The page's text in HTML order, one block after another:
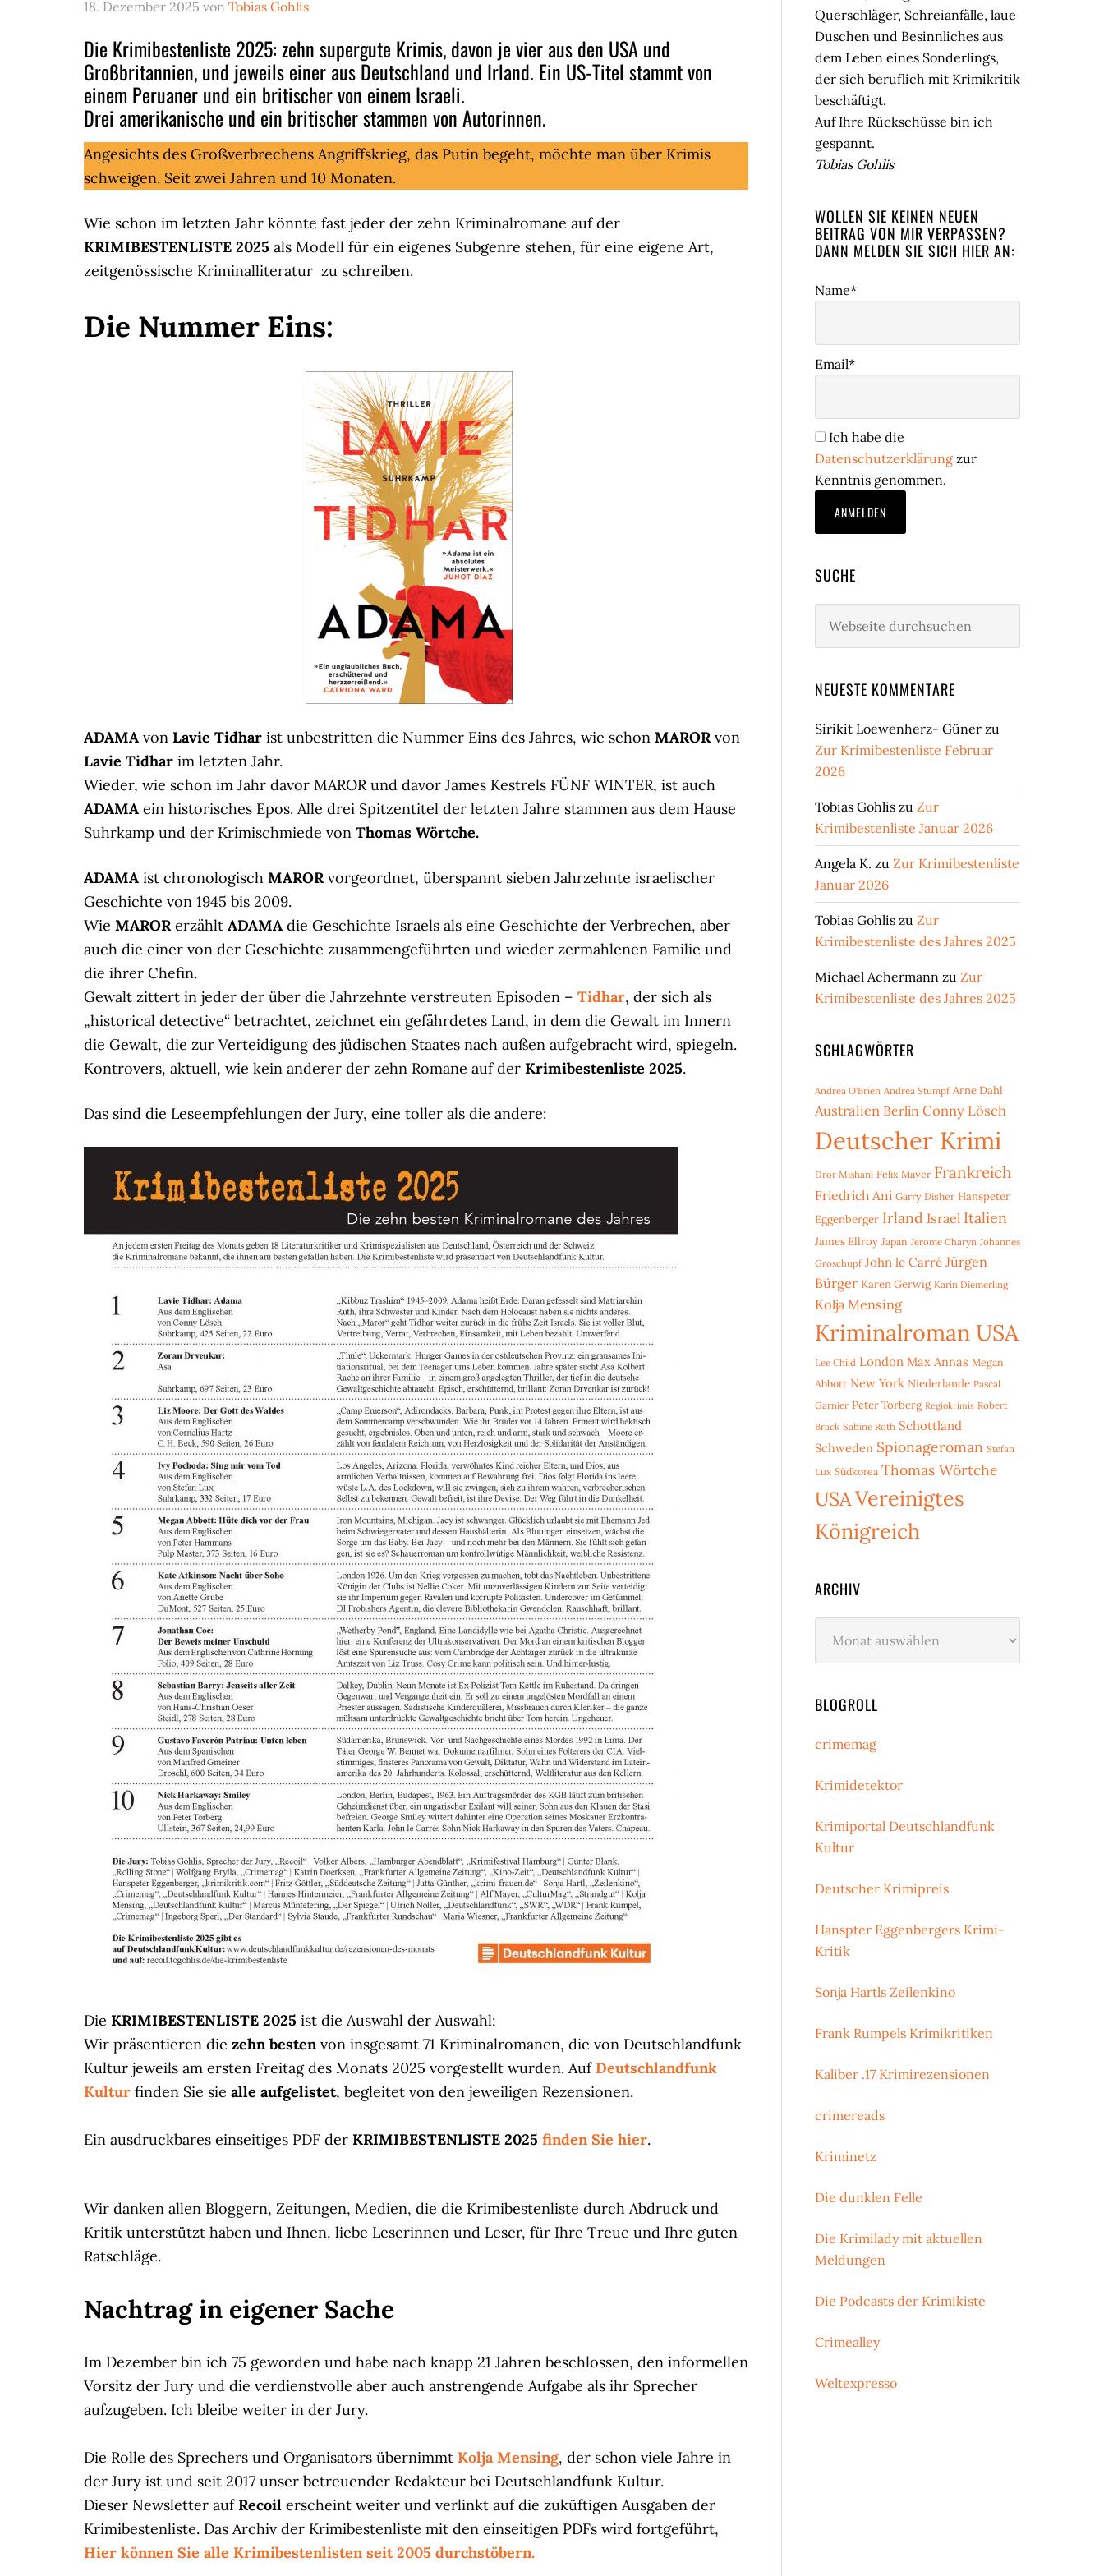
18. Dezember 2025 von Tobias Gohlis
Die Krimibestenliste 2025: zehn supergute Krimis, davon je vier aus den USA und
Großbritannien, und jeweils einer aus Deutschland und Irland. Ein US-Titel stammt von
einem Peruaner und ein britischer von einem Israeli.
Drei amerikanische und ein britischer stammen von Autorinnen.
Angesichts des Großverbrechens Angriffskrieg, das Putin begeht, möchte man über Krimis
schweigen. Seit zwei Jahren und 10 Monaten.
Wie schon im letzten Jahr könnte fast jeder der zehn Kriminalromane auf der
KRIMIBESTENLISTE 2025 als Modell für ein eigenes Subgenre stehen, für eine eigene Art,
zeitgenössische Kriminalliteratur zu schreiben.
Die Nummer Eins:
ADAMA von Lavie Tidhar ist unbestritten die Nummer Eins des Jahres, wie schon MARORvon
Lavie Tidhar im letzten Jahr.
Wieder, wie schon im Jahr davor MAROR und davor James Kestrels FÜNF WINTER, ist auch
ADAMA ein historisches Epos. Alle drei Spitzentitel der letzten Jahre stammen aus dem Hause
Suhrkamp und der Krimischmiede von Thomas Wörtche.
ADAMA ist chronologisch MARORvorgeordnet, überspannt sieben Jahrzehnte israelischer
Geschichte von 1945 bis 2009.
Wie MARORerzählt ADAMA die Geschichte Israels als eine Geschichte der Verbrechen, aber
auch die einer von der Geschichte zusammengeführten und wieder zermahlenen Familie und
die ihrer Chefin.
Gewalt zittert in jeder der über die Jahrzehnte verstreuten Episoden – Tidhar, der sich als
„historical detective“ betrachtet, zeichnet ein gefährdetes Land, in dem die Gewalt im Innern
die Gewalt, die zur Verteidigung des jüdischen Staates nach außen aufgebracht wird, spiegeln.
Kontrovers, aktuell, wie kein anderer der zehn Romane auf der Krimibestenliste 2025.
Das sind die Leseempfehlungen der Jury, eine toller als die andere:
Die KRIMIBESTENLISTE 2025 ist die Auswahl der Auswahl:
Wir präsentieren die zehn bestenvon insgesamt 71 Kriminalromanen, die von Deutschlandfunk
Kultur jeweils am ersten Freitag des Monats 2025 vorgestellt wurden. Auf Deutschlandfunk
Kultur finden Sie sie alle aufgelistet, begleitet von den jeweiligen Rezensionen.
Ein ausdruckbares einseitiges PDF der KRIMIBESTENLISTE 2025 finden Sie hier.
Wir danken allen Bloggern, Zeitungen, Medien, die die Krimibestenliste durch Abdruck und
Kritik unterstützt haben und Ihnen, liebe Leserinnen und Leser, für Ihre Treue und Ihre guten
Ratschläge.
Nachtrag in eigener Sache
Im Dezember bin ich 75 geworden und habe nach knapp 21 Jahren beschlossen, den informellen
Vorsitz der Jury und die verdienstvolle aber auch anstrengende Aufgabe als ihr Sprecher
aufzugeben. Ich bleibe weiter in der Jury.
Die Rolle des Sprechers und Organisators übernimmt Kolja Mensing, der schon viele Jahre in
der Jury ist und seit 2017 unser betreuender Redakteur bei Deutschlandfunk Kultur.
Dieser Newsletter aufRecoil erscheint weiter und verlinkt auf die zuküftigen Ausgaben der
Krimibestenliste. Das Archiv der Krimibestenliste mit den einseitigen PDFs wird fortgeführt,
Hier können Sie alle Krimibestenlisten seit 2005 durchstöbern.
Querschläger, Schreianfälle, laue
Duschen und Besinnliches aus
dem Leben eines Sonderlings,
der sich beruflich mit Krimikritik
beschäftigt.
Auf Ihre Rückschüsse bin ich
gespannt.
Tobias Gohlis
WOLLEN SIE KEINEN NEUEN
BEITRAG VON MIR VERPASSEN?
DANN MELDEN SIE SICH HIER AN:
Name*
Email*
Ich habe die
Datenschutzerklärung zur
Kenntnis genommen.
SUCHE
durchsuchen
NEUESTE KOMMENTARE
Sirikit Loewenherz- Güner zu
Zur Krimibestenliste Februar
2026
Tobias Gohlis zu Zur
Krimibestenliste Januar 2026
Angela K. zu Zur Krimibestenliste
Januar 2026
Tobias Gohlis zu Zur
Krimibestenliste des Jahres 2025
Michael Achermann zu Zur
Krimibestenliste des Jahres 2025
SCHLAGWÖRTER
Andrea O'Brien Andrea Stumpf Arne Dahl
Australien Berlin Conny Lösch
Deutscher Krimi
Dror Mishani Felix Mayer Frankreich
Friedrich Ani Garry Disher Hanspeter
Eggenberger Irland Israel Italien
James Ellroy Japan Jerome Charyn Johannes
Groschupf John le Carré Jürgen
Bürger Karen Gerwig Karin Diemerling
Kolja Mensing
Kriminalroman USA
Lee Child London Max Annas Megan
Abbott New York Niederlande Pascal
Garnier Peter Torberg Regiokrimis Robert
Brack Sabine Roth Schottland
Schweden Spionageroman Stefan
Lux Südkorea Thomas Wörtche
USAVereinigtes
Königreich
ARCHIV
BLOGROLL
crimemag
Krimidetektor
Krimiportal Deutschlandfunk
Kultur
Deutscher Krimipreis
Hanspter Eggenbergers Krimi-
Kritik
Sonja Hartls Zeilenkino
Frank Rumpels Krimikritiken
Kaliber .17 Krimirezensionen
crimereads
Kriminetz
Die dunklen Felle
Die Krimilady mit aktuellen
Meldungen
Die Podcasts der Krimikiste
Crimealley
Weltexpresso